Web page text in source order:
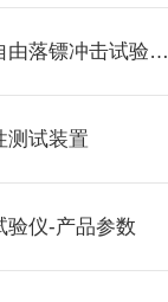
GB/T 9639 自由落镖冲击试验机检测塑料薄膜落镖冲击方法
测试装置
验仪-产品参数